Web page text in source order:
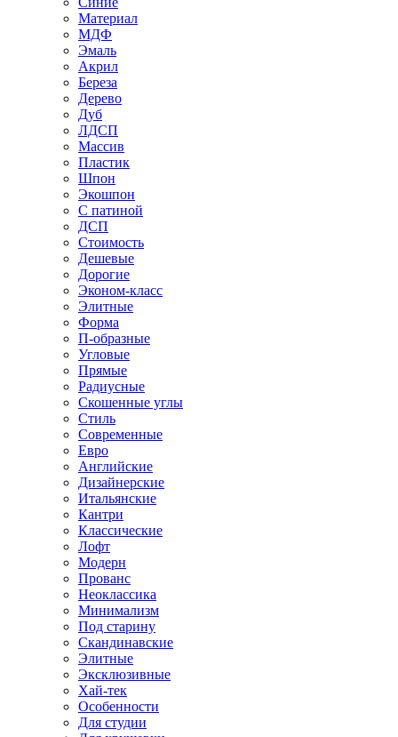
Материал
МДФ
Эмаль
Акрил
Береза
Дерево
Дуб
ЛДСП
Массив
Пластик
Шпон
Экошпон
С патиной
ДСП
Стоимость
Дешевые
Дорогие
Эконом-класс
Элитные
Форма
П-образные
Угловые
Прямые
Радиусные
Скошенные углы
Стиль
Современные
Евро
Английские
Дизайнерские
Итальянские
Кантри
Классические
Лофт
Модерн
Прованс
Неоклассика
Минимализм
Под старину
Скандинавские
Элитные
Эксклюзивные
Хай-тек
Особенности
Для студии